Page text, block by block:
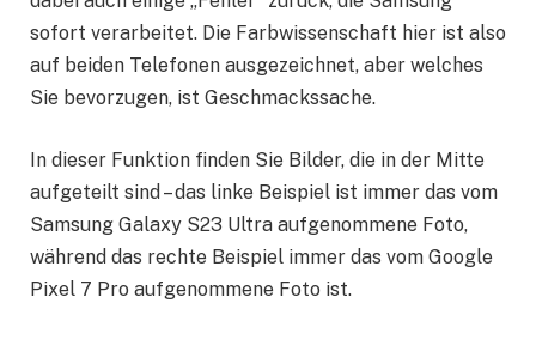
sofort verarbeitet. Die Farbwissenschaft hier ist also
auf beiden Telefonen ausgezeichnet, aber welches
Sie bevorzugen, ist Geschmackssache.
In dieser Funktion finden Sie Bilder, die in der Mitte
aufgeteilt sind – das linke Beispiel ist immer das vom
Samsung Galaxy S23 Ultra aufgenommene Foto,
während das rechte Beispiel immer das vom Google
Pixel 7 Pro aufgenommene Foto ist.